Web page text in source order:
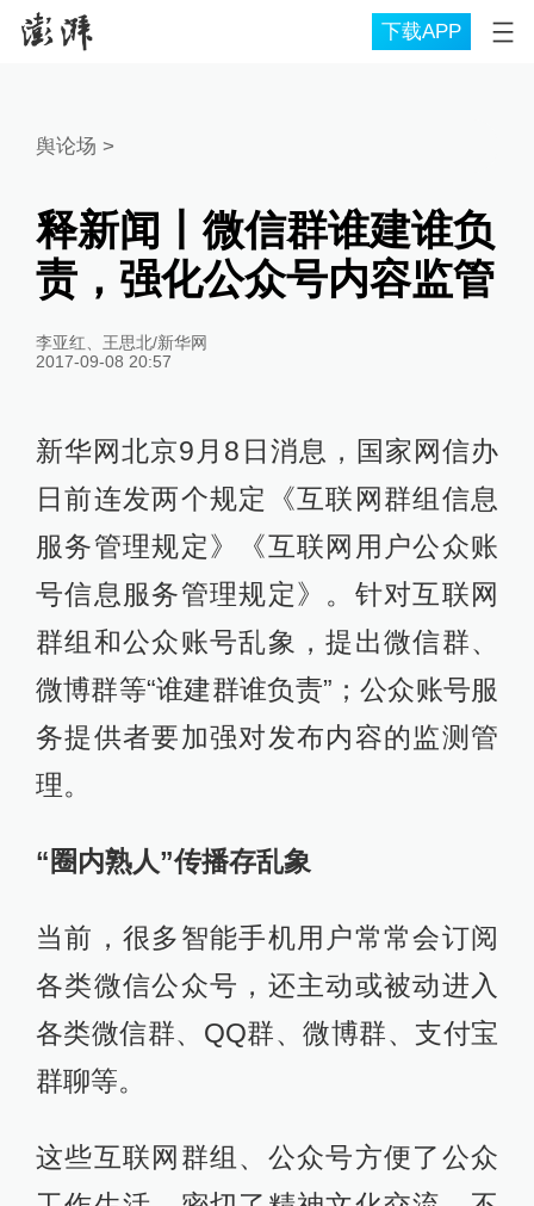
下载APP
舆论场 >
释新闻丨微信群谁建谁负
责，强化公众号内容监管
李亚红、王思北/新华网
2017-09-08 20:57
新华网北京9月8日消息，国家网信办
日前连发两个规定《互联网群组信息
服务管理规定》《互联网用户公众账
号信息服务管理规定》。针对互联网
群组和公众账号乱象，提出微信群、
微博群等“谁建群谁负责”；公众账号服
务提供者要加强对发布内容的监测管
理。
“圈内熟人”传播存乱象
当前，很多智能手机用户常常会订阅
各类微信公众号，还主动或被动进入
各类微信群、QQ群、微博群、支付宝
群聊等。
这些互联网群组、公众号方便了公众